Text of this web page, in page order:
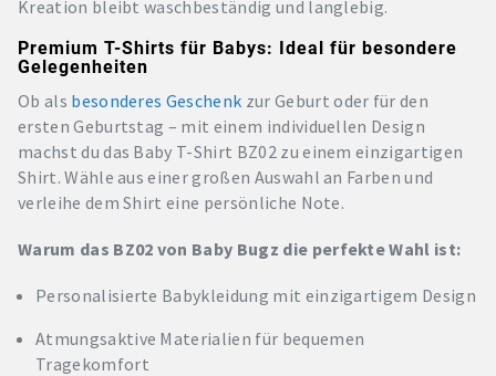
Kreation bleibt waschbeständig und langlebig.
Premium T-Shirts für Babys: Ideal für besondere
Gelegenheiten
Ob als besonderes Geschenk zur Geburt oder für den
ersten Geburtstag – mit einem individuellen Design
machst du das Baby T-Shirt BZ02 zu einem einzigartigen
Shirt. Wähle aus einer großen Auswahl an Farben und
verleihe dem Shirt eine persönliche Note.
Warum das BZ02 von Baby Bugz die perfekte Wahl ist:
Personalisierte Babykleidung mit einzigartigem Design
Atmungsaktive Materialien für bequemen
Tragekomfort